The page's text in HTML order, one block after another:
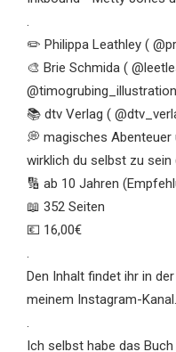
.
✏️ Philippa Leathley (
🎨 Brie Schmida (
📚 dtv Verlag (
💭 magisches Abenteuer
wirklich du selbst zu sein
🔢 ab 10 Jahren
📖 352 Seiten
💶 16,00€
.
Den Inhalt findet ihr in
meinem Instagram-Kanal.
.
Ich selbst habe das